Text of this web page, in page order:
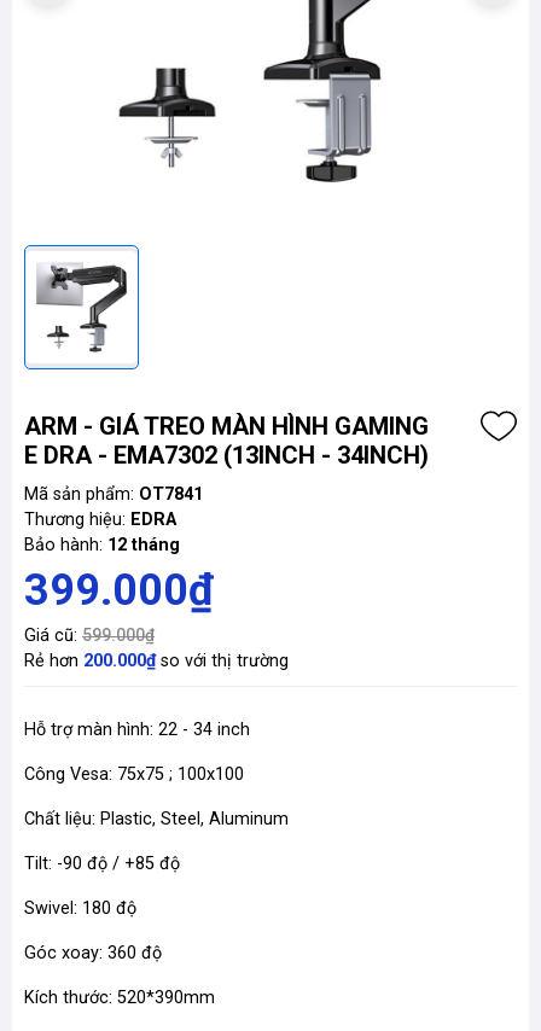
ARM - GIÁ TREO MÀN HÌNH GAMING
E DRA - EMA7302 (13INCH - 34INCH)
Mã sản phẩm: OT7841
Thương hiệu: EDRA
Bảo hành: 12 tháng
399.000₫
Giá cũ: 599.000₫
Rẻ hơn 200.000₫so với thị trường
Hỗ trợ màn hình: 22 - 34 inch
Công Vesa: 75x75 ; 100x100
Chất liệu: Plastic, Steel, Aluminum
Tilt: -90 độ / +85 độ
Swivel: 180 độ
Góc xoay: 360 độ
Kích thước: 520*390mm